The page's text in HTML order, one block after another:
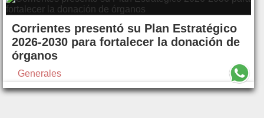
Corrientes presentó su Plan Estratégico
2026-2030 para fortalecer la donación de
órganos
Generales